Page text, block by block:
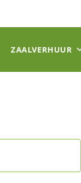
ZAALVERHUUR